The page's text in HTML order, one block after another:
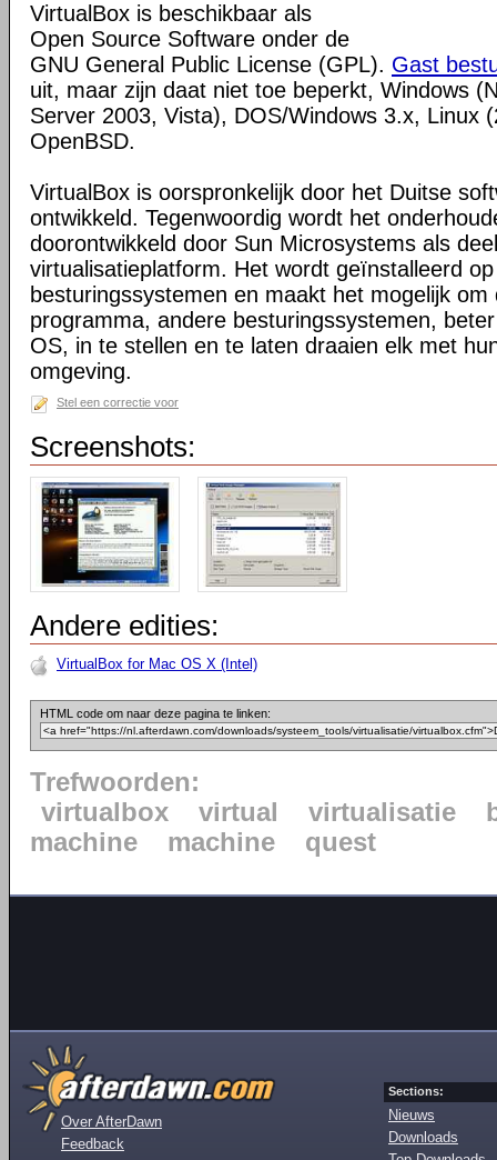
VirtualBox is beschikbaar als
Open Source Software onder de
GNU General Public License (GPL). Gast
uit, maar zijn daat niet toe beperkt, Windows
Server 2003, Vista), DOS/Windows 3.x, Linux
OpenBSD.
VirtualBox is oorspronkelijk door het Duitse
ontwikkeld. Tegenwoordig wordt het
doorontwikkeld door Sun Microsystems als
virtualisatieplatform. Het wordt geïnstalleerd
besturingssystemen en maakt het mogelijk om
programma, andere besturingssystemen,
OS, in te stellen en te laten draaien elk met
omgeving.
Stel een correctie voor
Screenshots:
Andere edities:
VirtualBox for Mac OS X (Intel)
HTML code om naar deze pagina te linken:
Trefwoorden:
virtualbox
virtual virtualisatie
machine
machine quest
Over AfterDawn
Feedback
Sections:
Nieuws
Downloads